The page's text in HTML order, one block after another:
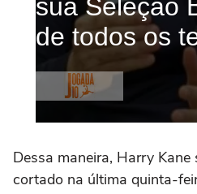
Dessa maneira, Harry
cortado na última quinta-